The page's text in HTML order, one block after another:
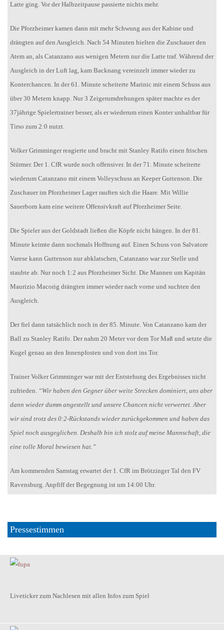
Latte ging. Vor der Halbzeitpause passierte nichts mehr.
Die Pforzheimer kamen dann mit mehr Schwung aus der Kabine und
drängten auf den Ausgleich. Nach 54 Minuten hielten die Zuschauer den
Atem an, als Catanzano aus wenigen Metern nur die Latte traf. Während der
Ausgleich in der Luft lag, kam Backnang vereinzelt immer wieder zu
Konterchancen. In der 61. Minute scheiterte Marinic mit einem Schuss aus
über 30 Metern knapp. Nur 3 Zeigerumdrehungen später machte es der
37jährige Spielertrainer besser, als er wiederum einen Konter unhaltbar für
Tirso zum 2:0 nutzt.
Volker Grimminger reagierte und bracht mit Stanley Ratifo einen frischen
Stürmer. Der 1. CfR wurde noch offensiver. In der 71. Minute scheiterte
wiederum Catanzano mit einem Volleyschuss an Keeper Guttenson. Die
Zuschauer im Pforzheimer Lager rauften sich die Haare. Mit Willie
Sauerborn kam eine weitere Offensivkraft auf Pforzheimer Seite.
Die Spieler aus der Goldstadt ließen die Köpfe nicht hängen. In der 81.
Minute keimte dann nochmals Hoffnung auf. Einen Schuss von Salvatore
Varese kann Guttenson nur abklatschen, Catanzano war zur Stelle und
staubte ab. Nur noch 1:2 aus Pforzheimer Sicht. Die Mannen um Kapitän
Maurizio Macorig drängten immer wieder nach vorne und suchten den
Ausgleich.
Der fiel dann tatsächlich noch in der 85. Minute. Von Catanzano kam der
Ball zu Stanley Ratifo. Der nahm 20 Meter vor dem Tor Maß und setzte die
Kugel genau an den Innenpfosten und von dort ins Tor.
Trainer Volker Grimminger war mit der Entstehung des Ergebnisses nicht
zufrieden. “Wir haben den Gegner über weite Strecken dominiert, uns aber
dann wieder dumm angestellt und unsere Chancen nicht verwertet. Aber
wir sind trotz des 0:2-Rückstands wieder zurückgekommen und haben das
Spiel noch ausgeglichen. Deshalb bin ich stolz auf meine Mannschaft, die
eine tolle Moral bewiesen hat.”
Am kommenden Samstag erwartet der 1. CfR im Brötzinger Tal den FV
Ravensburg. Anpfiff der Begegnung ist um 14:00 Uhr.
Pressestimmen
Liveticker zum Nachlesen mit allen Infos zum Spiel